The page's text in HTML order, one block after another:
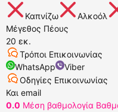
Καπνίζω Αλκοόλ
Μέγεθος Πέους
20 εκ.
Τρόποι Επικοινωνίας
WhatsApp
Viber
Οδηγίες Επικοινωνίας
Και email
0.0 Μέση βαθμολογία